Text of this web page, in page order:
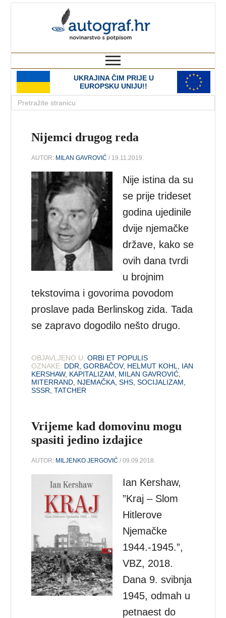
UKRAJINA ČIM PRIJE U
EUROPSKU UNIJU!!
Nijemci drugog reda
AUTOR: MILAN GAVROVIĆ / 19.11.2019.
Nije istina da su
se prije trideset
godina ujedinile
dvije njemačke
države, kako se
ovih dana tvrdi
u brojnim
tekstovima i govorima povodom
proslave pada Berlinskog zida. Tada
se zapravo dogodilo nešto drugo.
OBJAVLJENO U: ORBI ET POPULIS
OZNAKE: DDR ,GORBAČOV, HELMUT KOHL
IAN
KERSHAW, KAPITALIZAM MILAN GAVROVIĆ
MITERRAND NJEMAČKA ,SHS ,SOCIJALIZAM
SSSR ,TATCHER
Vrijeme kad domovinu mogu
spasiti jedino izdajice
AUTOR: MILJENKO JERGOVIĆ / 09.09.2018.
Ian Kershaw,
”Kraj – Slom
Hitlerove
Njemačke
1944.-1945.”,
VBZ, 2018.
Dana 9. svibnja
1945, odmah u
petnaest do